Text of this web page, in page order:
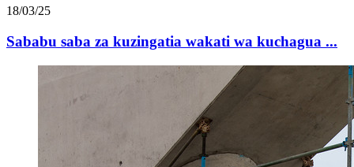
18/03/25
Sababu saba za kuzingatia wakati wa kuchagua ...